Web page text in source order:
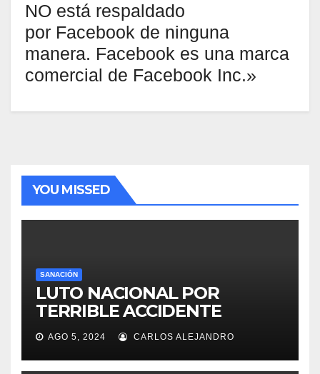
NO está respaldado
por Facebook de ninguna
manera. Facebook es una marca
comercial de Facebook Inc.»
YOU MISSED
SANACIÓN
LUTO NACIONAL POR
TERRIBLE ACCIDENTE
AGO 5, 2024 CARLOS ALEJANDRO